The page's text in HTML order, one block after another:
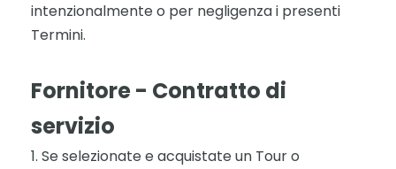
intenzionalmente o per negligenza i presenti
Termini.
Fornitore - Contratto di
servizio
1. Se selezionate e acquistate un Tour o